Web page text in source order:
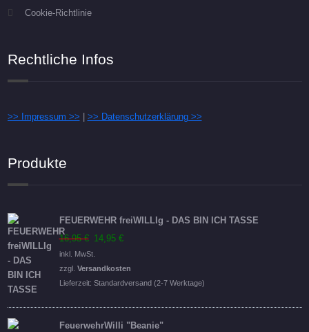
Cookie-Richtlinie
Rechtliche Infos
>> Impressum >> >> Datenschutzerklärung >>
Produkte
FEUERWEHR freiWILLIg - DAS BIN ICH TASSE
16,95€ Ursprünglicher
Preis
war:
16,95 €
14,95 €
ist:
14,95 €.
inkl. MwSt.
zzgl. Versandkosten
Lieferzeit: Standardversand (2-7 Werktage)
FeuerwehrWilli "Beanie"